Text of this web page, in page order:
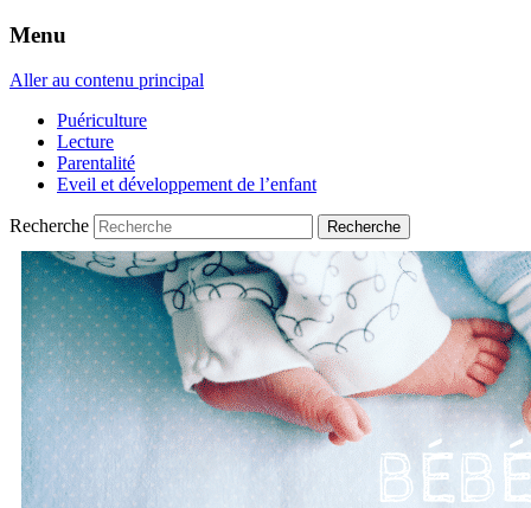
Menu
Aller au contenu principal
Puériculture
Lecture
Parentalité
Eveil et développement de l’enfant
Recherche